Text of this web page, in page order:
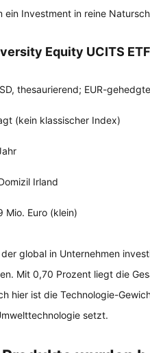
ein Investment in reine
Equity UCITS ETF
thesaurierend; EUR-
(kein klassischer Index)
Irland
Mio. Euro (klein)
global in Unternehmen
Mit 0,70 Prozent liegt die
hier ist die Technologie-
setzt.